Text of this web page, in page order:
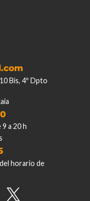
Bis, 4º Dpto
a 20 h
horario de